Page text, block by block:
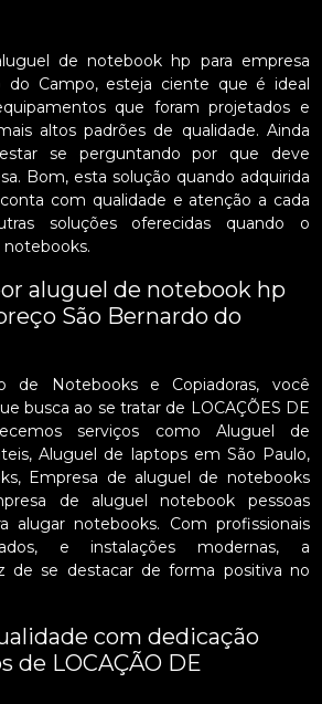
de notebook hp para empresa
do Campo, esteja ciente que é ideal
que foram projetados e
altos padrões de qualidade. Ainda
se perguntando por que deve
Bom, esta solução quando adquirida
com qualidade e atenção a cada
soluções oferecidas quando o
notebooks.
aluguel de notebook hp
São Bernardo do
de Notebooks e Copiadoras, você
busca ao se tratar de LOCAÇÕES DE
serviços como Aluguel de
Aluguel de laptops em São Paulo,
Empresa de aluguel de notebooks
de aluguel notebook pessoas
alugar notebooks. Com profissionais
e instalações modernas, a
de se destacar de forma positiva no
com dedicação
de LOCAÇÃO DE